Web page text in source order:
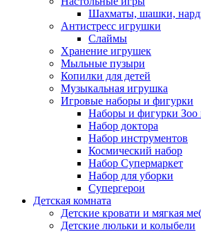
Шахматы, шашки,
Антистресс игрушки
Слаймы
Хранение игрушек
Мыльные пузыри
Копилки для детей
Музыкальная игрушка
Игровые наборы и фигурки
Наборы и фигурки Зоо
Набор доктора
Набор инструментов
Космический набор
Hабор Супермаркет
Набор для уборки
Супергерои
Детская комната
Детские кровати и мягкая
Детские люльки и колыбели